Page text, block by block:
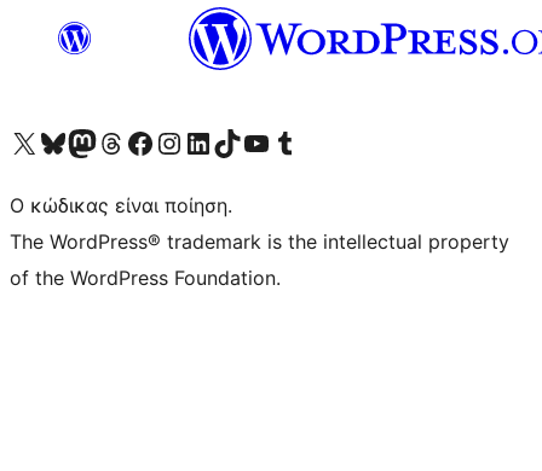
Visit our X (formerly Twitter) account
Visit our Bluesky account
Επισκεφθείτε τον λογαριασμό μας στο Mastodon
Visit our Threads account
Επισκεφτείτε τη σελίδα μας στο Facebook
Επισκεφθείτε τον λογαριασμό μας Instagram
Επισκεφθείτε τον λογαριασμό μας LinkedIn
Visit our TikTok account
Visit our YouTube channel
Visit our Tumblr account
Ο κώδικας είναι ποίηση.
The WordPress® trademark is the intellectual property
of the WordPress Foundation.